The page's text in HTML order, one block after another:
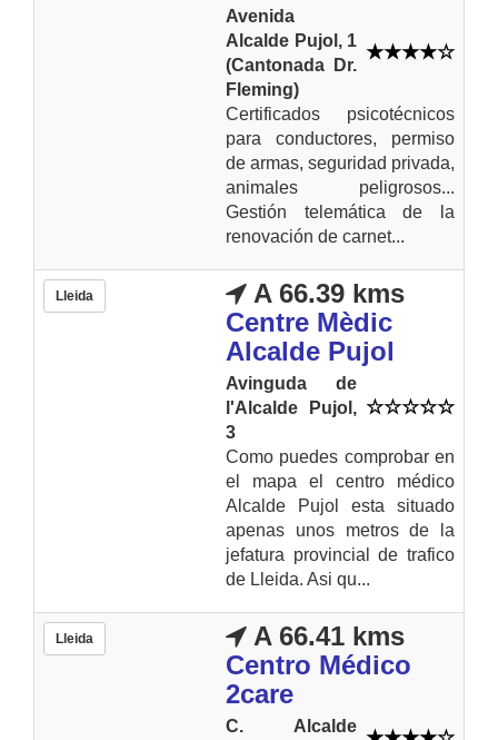
Avenida
Alcalde Pujol, 1
(Cantonada Dr.
Fleming)
Certificados psicotécnicos
para conductores, permiso
de armas, seguridad privada,
animales peligrosos...
Gestión telemática de la
renovación de carnet...
Lleida
A 66.39 kms
Centre Mèdic
Alcalde Pujol
Avinguda de
l'Alcalde Pujol,
3
Como puedes comprobar en
el mapa el centro médico
Alcalde Pujol esta situado
apenas unos metros de la
jefatura provincial de trafico
de Lleida. Asi qu...
Lleida
A 66.41 kms
Centro Médico
2care
C. Alcalde